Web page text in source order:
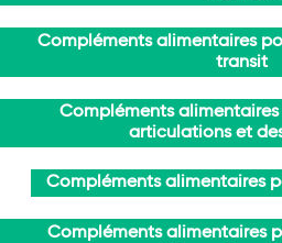
Compléments alimentaires
transit
Compléments
articulations et
Compléments alimentaires
Compléments alimentaires